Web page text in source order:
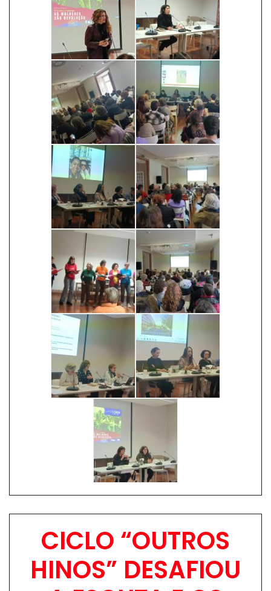
Image Image
Image Image
Image Image
Image Image
Image
CICLO “OUTROS
HINOS” DESAFIOU